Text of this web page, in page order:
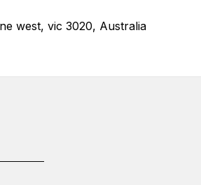
west, vic 3020, Australia